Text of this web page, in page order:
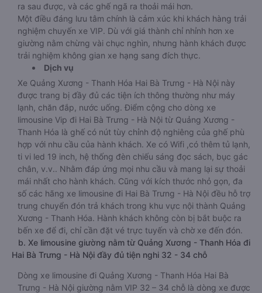
ra sau được, và các ghế ngã ra thoải mái hơn.
Một điều đáng lưu tâm chính là cảm xúc khi khách hàng trải
nghiệm chuyến xe VIP. Dù với giá thành chỉ nhỉnh hơn xe
giường nằm chừng vài chục nghìn, nhưng hành khách được
trải nghiệm không gian xe hạng sang đích thực.
Dịch vụ
Xe Quảng Xương - Thanh Hóa Hai Bà Trưng - Hà Nội này
được trang bị đầy đủ các tiện ích thông thường như máy
lạnh, chăn đắp, nước uống. Điểm cộng cho dòng xe
limousine Vip đi Hai Bà Trưng - Hà Nội từ Quảng Xương -
Thanh Hóa là ghế có nút tùy chỉnh độ nghiêng của ghế phù
hợp với nhu cầu của hành khách. Xe có Wifi ,có thêm tủ lạnh,
ti vi led 19 inch, hệ thống đèn chiếu sáng đọc sách, bục gác
chân, v.v.. Nhằm đáp ứng mọi nhu cầu và mang lại sự thoải
mái nhất cho hành khách. Cũng với kích thước nhỏ gọn, đa
số các hãng xe limousine đi Hai Bà Trưng - Hà Nội đều hỗ trợ
trung chuyển đón trả khách trong khu vực nội thành Quảng
Xương - Thanh Hóa. Hành khách không còn bị bắt buộc ra
bến xe để đi, chỉ cần đặt vé trực tuyến và chờ xe đến đón.
b. Xe limousine giường nằm từ Quảng Xương - Thanh Hóa đi
Hai Bà Trưng - Hà Nội đầy đủ tiện nghi 32 - 34 chỗ
Dòng xe limousine đi Quảng Xương - Thanh Hóa Hai Bà
Trưng - Hà Nội giường nằm VIP 32 – 34 chỗ là dòng xe được